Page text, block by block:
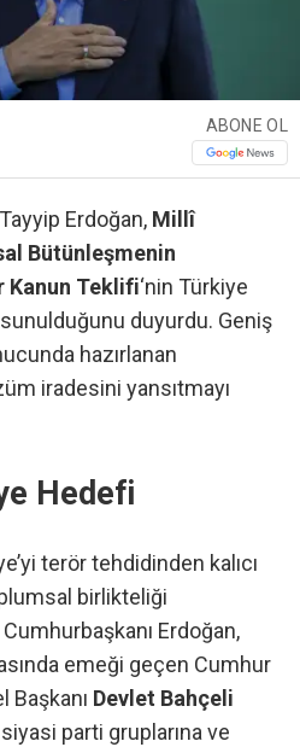
ABONE OL
Erdoğan, Millî
Bütünleşmenin
Kanun Teklifi‘nin Türkiye
duyurdu. Geniş
hazırlanan
iradesini yansıtmayı
Hedefi
terör tehdidinden kalıcı
birlikteliği
Erdoğan,
emeği geçen Cumhur
Başkanı Devlet Bahçeli
parti gruplarına ve